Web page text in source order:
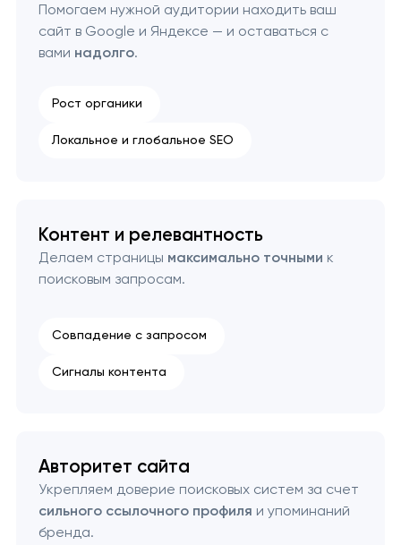
Помогаем нужной аудитории находить ваш
сайт в Google и Яндексе — и оставаться с
вами надолго.
Рост органики
Локальное и глобальное SEO
Контент и релевантность
Делаем страницы максимально точными к
поисковым запросам.
Совпадение с запросом
Сигналы контента
Авторитет сайта
Укрепляем доверие поисковых систем за счет
сильного ссылочного профиля и упоминаний
бренда.